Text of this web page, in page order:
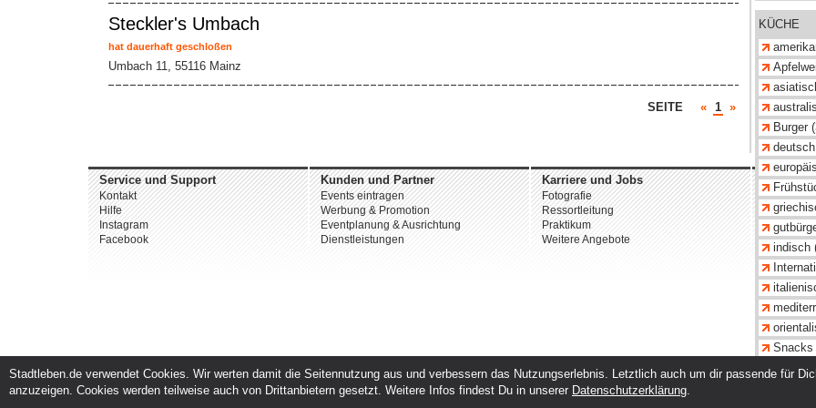
Steckler's Umbach
hat dauerhaft geschloßen
Umbach 11, 55116 Mainz
SEITE « 1 »
KÜCHE
Burger
indisch
Snacks
türkisch
Service und Support
Kontakt
Hilfe
Instagram
Facebook
Kunden und Partner
Events eintragen
Werbung & Promotion
Eventplanung & Ausrichtung
Dienstleistungen
Karriere und Jobs
Fotografie
Ressortleitung
Praktikum
Weitere Angebote
Über uns
AGB
© 2026
Stadtleben.de verwendet Cookies. Wir werten damit die Seitennutzung aus und verbessern das Nutzungserlebnis. Letztlich auch um dir passende für
anzuzeigen. Cookies werden teilweise auch von Drittanbietern gesetzt. Weitere Infos findest Du in unserer Datenschutzerklärung.